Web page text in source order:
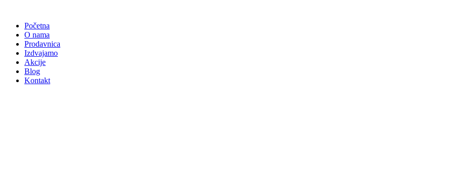
sadržajPočetna
O nama
Prodavnica
Izdvajamo
Akcije
Blog
Kontakt